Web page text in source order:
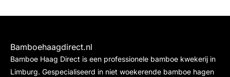
Bamboehaagdirect.nl
Bamboe Haag Direct is een professionele bamboe kwekerij in
Limburg. Gespecialiseerd in niet woekerende bamboe hagen